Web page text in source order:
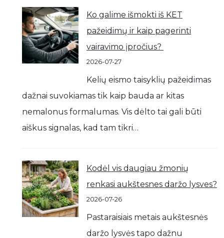
Ko galime išmokti iš KET
pažeidimų ir kaip pagerinti
vairavimo įpročius?
2026-07-27
Kelių eismo taisyklių pažeidimas
dažnai suvokiamas tik kaip bauda ar kitas
nemalonus formalumas. Vis dėlto tai gali būti
aiškus signalas, kad tam tikri…
Kodėl vis daugiau žmonių
renkasi aukštesnes daržo lysves?
2026-07-26
Pastaraisiais metais aukštesnės
daržo lysvės tapo dažnu